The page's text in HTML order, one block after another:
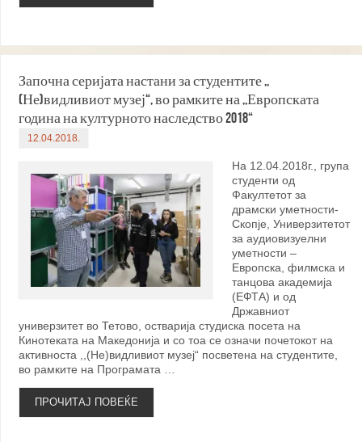
Започна серијата настани за студентите ,,
(Не)видливиот музеј“, во рамките на ,,Европската
година на културното наследство 2018“
12.04.2018.
На 12.04.2018г., група
студенти од
Факултетот за
драмски уметности-
Скопје, Универзитетот
за аудиовизуелни
уметности –
Европска, филмска и
танцова академија
(ЕФТА) и од
Државниот
универзитет во Тетово, остварија студиска посета на
Кинотеката на Македонија и со тоа се означи почетокот на
активноста ,,(Не)видливиот музеј“ посветена на студентите,
во рамките на Програмата …
ПРОЧИТАЈ ПОВЕЌЕ